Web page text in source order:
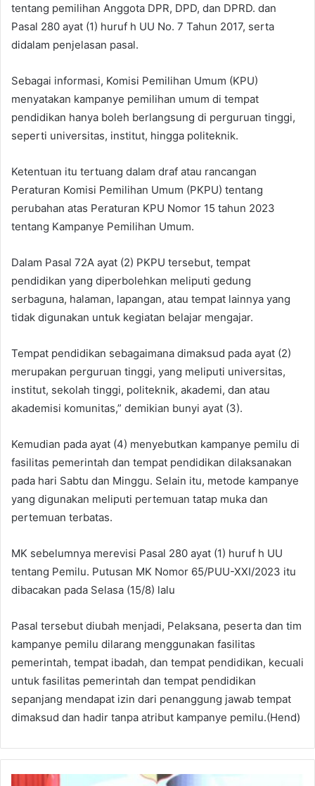
tentang pemilihan Anggota DPR, DPD, dan DPRD. dan
Pasal 280 ayat (1) huruf h UU No. 7 Tahun 2017, serta
didalam penjelasan pasal.
Sebagai informasi, Komisi Pemilihan Umum (KPU)
menyatakan kampanye pemilihan umum di tempat
pendidikan hanya boleh berlangsung di perguruan tinggi,
seperti universitas, institut, hingga politeknik.
Ketentuan itu tertuang dalam draf atau rancangan
Peraturan Komisi Pemilihan Umum (PKPU) tentang
perubahan atas Peraturan KPU Nomor 15 tahun 2023
tentang Kampanye Pemilihan Umum.
Dalam Pasal 72A ayat (2) PKPU tersebut, tempat
pendidikan yang diperbolehkan meliputi gedung
serbaguna, halaman, lapangan, atau tempat lainnya yang
tidak digunakan untuk kegiatan belajar mengajar.
Tempat pendidikan sebagaimana dimaksud pada ayat (2)
merupakan perguruan tinggi, yang meliputi universitas,
institut, sekolah tinggi, politeknik, akademi, dan atau
akademisi komunitas,” demikian bunyi ayat (3).
Kemudian pada ayat (4) menyebutkan kampanye pemilu di
fasilitas pemerintah dan tempat pendidikan dilaksanakan
pada hari Sabtu dan Minggu. Selain itu, metode kampanye
yang digunakan meliputi pertemuan tatap muka dan
pertemuan terbatas.
MK sebelumnya merevisi Pasal 280 ayat (1) huruf h UU
tentang Pemilu. Putusan MK Nomor 65/PUU-XXI/2023 itu
dibacakan pada Selasa (15/8) lalu
Pasal tersebut diubah menjadi, Pelaksana, peserta dan tim
kampanye pemilu dilarang menggunakan fasilitas
pemerintah, tempat ibadah, dan tempat pendidikan, kecuali
untuk fasilitas pemerintah dan tempat pendidikan
sepanjang mendapat izin dari penanggung jawab tempat
dimaksud dan hadir tanpa atribut kampanye pemilu.(Hend)